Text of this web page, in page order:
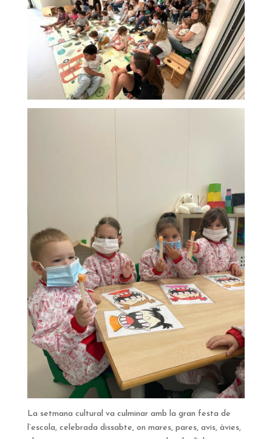
La setmana cultural va culminar amb la gran festa de
l’escola, celebrada dissabte, on mares, pares, avis, àvies,